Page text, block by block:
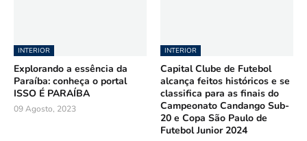
INTERIOR
Explorando a essência da
Paraíba: conheça o portal
ISSO É PARAÍBA
09 Agosto, 2023
INTERIOR
Capital Clube de Futebol
alcança feitos históricos e se
classifica para as finais do
Campeonato Candango Sub-
20 e Copa São Paulo de
Futebol Junior 2024